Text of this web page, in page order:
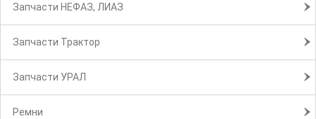
Запчасти НЕФАЗ, ЛИАЗ
Запчасти Трактор
Запчасти УРАЛ
Ремни